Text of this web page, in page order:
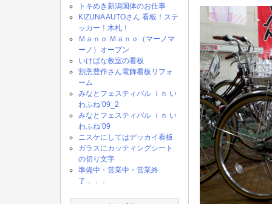
トキめき新潟国体のお仕事
KIZUNA AUTOさん 看板！ステ
ッカー！木札！
Ｍａｎｏ Ｍａｎｏ（マーノマ
ーノ）オープン
いけばな教室の看板
割烹豊作さん電飾看板リフォ
ーム
みなとフェスティバル ｉｎ い
わふね’09_2
みなとフェスティバル ｉｎ い
わふね’09
ニスケにしてはデッカイ看板
ガラスにカッティングシート
の切り文字
準備中・営業中・営業終
了．．．